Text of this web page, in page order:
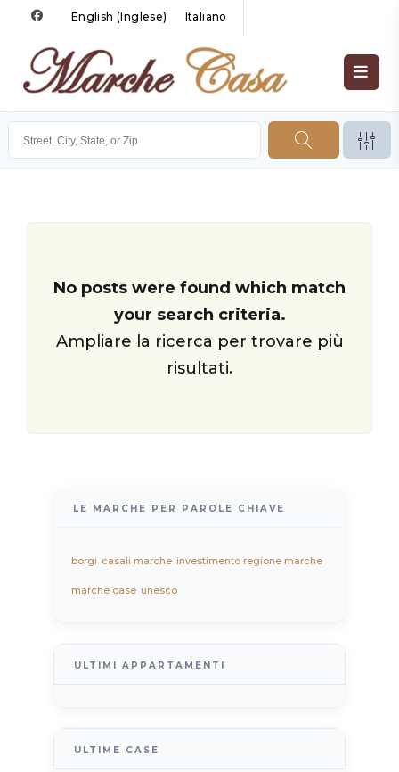
English (Inglese) Italiano
No posts were found which match
your search criteria.
Ampliare la ricerca per trovare più
risultati.
LE MARCHE PER PAROLE CHIAVE
borgi casali marche investimento regione marche
marche case unesco
ULTIMI APPARTAMENTI
ULTIME CASE